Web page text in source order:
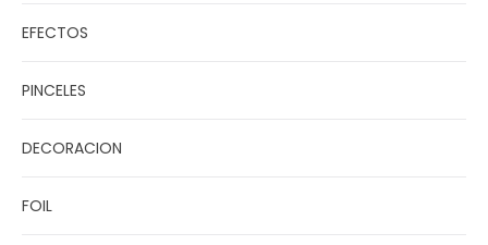
EFECTOS
PINCELES
DECORACION
FOIL